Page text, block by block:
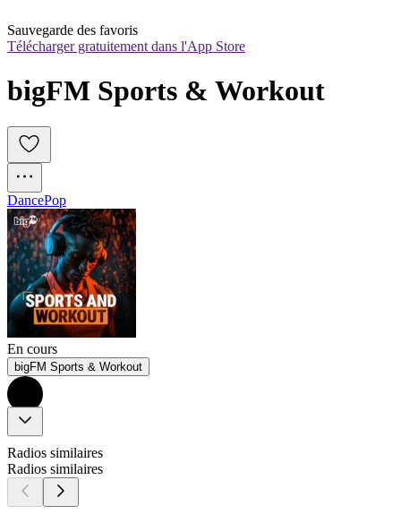
Sauvegarde des favoris
Télécharger gratuitement dans l'App Store
bigFM Sports & Workout
DancePop
En cours
bigFM Sports & Workout
Radios similaires
Radios similaires